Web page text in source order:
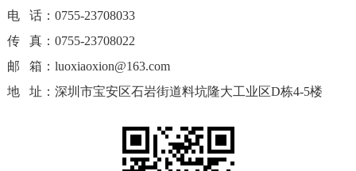
电 话：0755-23708033
传 真：0755-23708022
邮 箱：luoxiaoxion@163.com
地 址：深圳市宝安区石岩街道料坑隆大工业区D栋4-5楼